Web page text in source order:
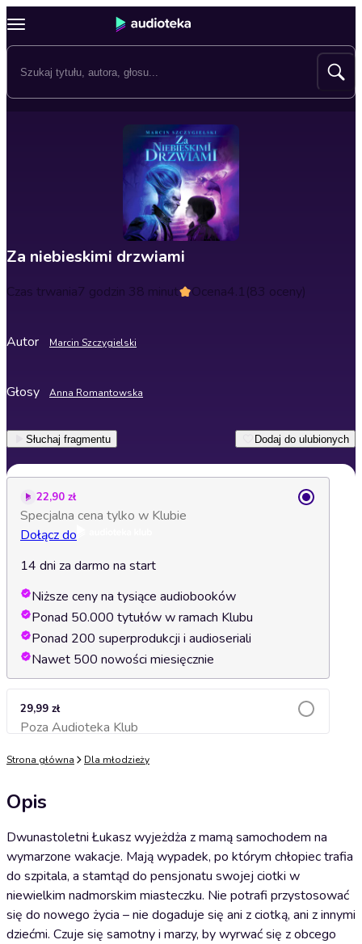
Za niebieskimi drzwiami
Czas trwania7 godzin 38 minut Ocena4.1(83 oceny)
Autor Marcin Szczygielski
Głosy Anna Romantowska
Słuchaj fragmentu Dodaj do ulubionych
22,90 zł
Specjalna cena tylko w Klubie
Dołącz do
14 dni za darmo na start
Niższe ceny na tysiące audiobooków
Ponad 50.000 tytułów w ramach Klubu
Ponad 200 superprodukcji i audioseriali
Nawet 500 nowości miesięcznie
29,99 zł
Poza Audioteka KlubDodaj do koszyka
Strona główna Dla młodzieży
Opis
Dwunastoletni Łukasz wyjeżdża z mamą samochodem na
wymarzone wakacje. Mają wypadek, po którym chłopiec trafia
do szpitala, a stamtąd do pensjonatu swojej ciotki w
niewielkim nadmorskim miasteczku. Nie potrafi przystosować
się do nowego życia – nie dogaduje się ani z ciotką, ani z innymi
dziećmi. Czuje się samotny i marzy, by wyrwać się z obcego